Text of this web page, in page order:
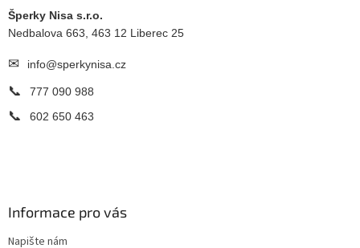
Šperky Nisa s.r.o.
Nedbalova 663, 463 12 Liberec 25
✉ info@sperkynisa.cz
📞 777 090 988
📞 602 650 463
Informace pro vás
Napište nám